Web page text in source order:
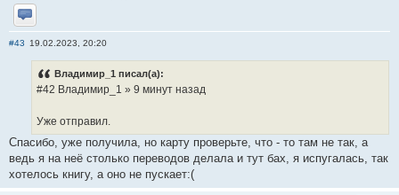
Отправить личное сообщение
#43 19.02.2023, 20:20
Владимир_1 писал(а):
#42 Владимир_1 » 9 минут назад
Уже отправил.
Спасибо, уже получила, но карту проверьте, что - то там не так, а
ведь я на неё столько переводов делала и тут бах, я испугалась, так
хотелось книгу, а оно не пускает:(